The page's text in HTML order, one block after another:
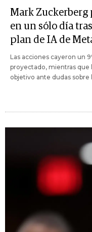
Mark
en un sólo día
plan de IA de
Las acciones cayeron un
proyectado, mientras que
objetivo ante dudas sobre